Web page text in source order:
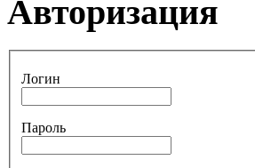
Авторизация
Логин
Пароль